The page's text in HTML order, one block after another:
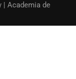
| Academia de